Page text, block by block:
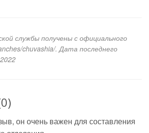
службы получены с официального
chuvashia/. Дата последнего
он очень важен для составления